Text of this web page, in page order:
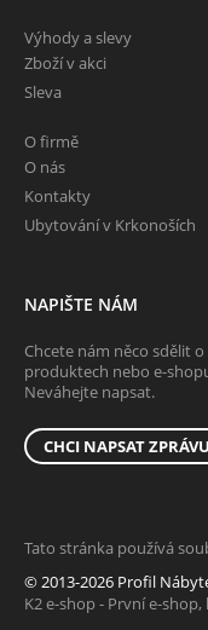
Výhody a slevy
Zboží v akci
Sleva
O firmě
O nás
Kontakty
Ubytování v Krkonoších
NAPIŠTE NÁM
Chcete nám něco sdělit o
produktech nebo e-
Neváhejte napsat.
CHCI NAPSAT ZPRÁVU
Tato stránka používá
© 2013-2026 Profil
K2 e-shop - První e-